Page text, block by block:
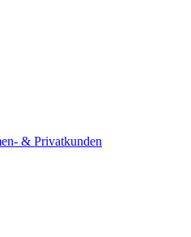
& Privatkunden